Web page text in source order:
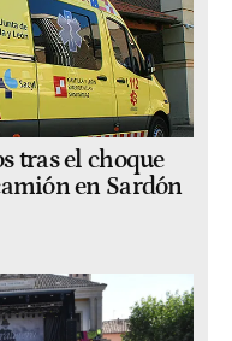
tras el choque
en Sardón